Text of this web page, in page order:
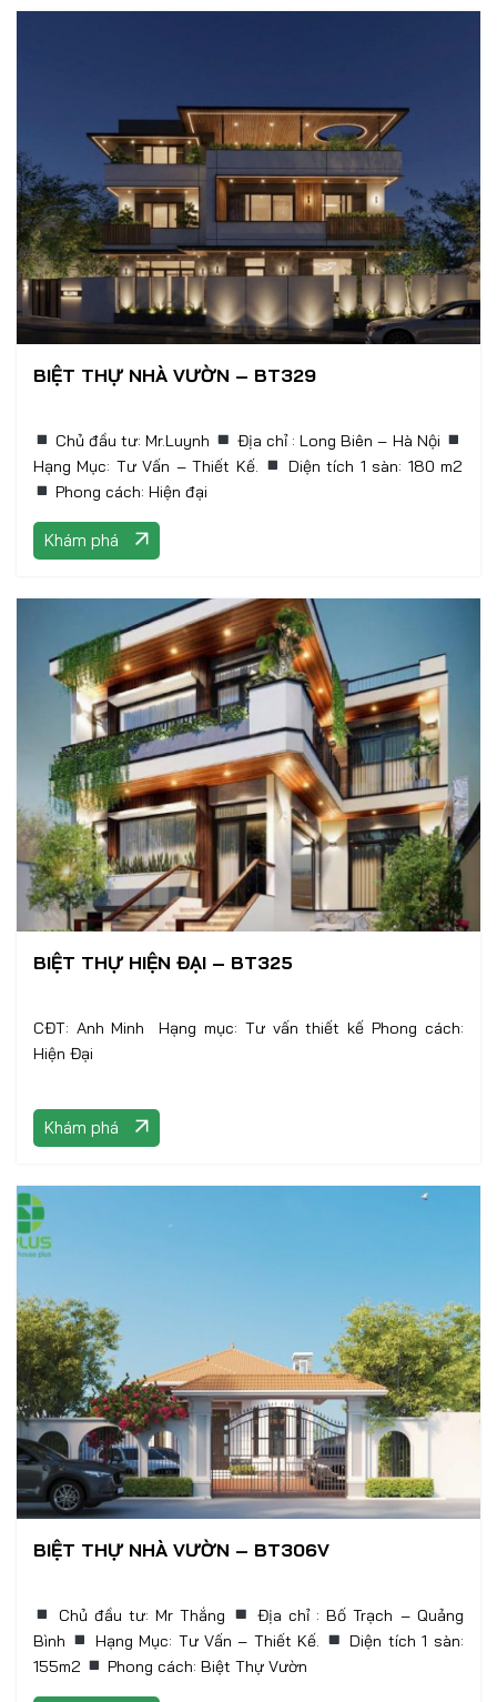
BIỆT THỰ NHÀ VƯỜN – BT329
Chủ đầu tư: Mr.Luynh
Địa chỉ : Long Biên – Hà Nội
Hạng Mục: Tư Vấn – Thiết Kế.
Phong cách: Hiện đại
Khám phá
BIỆT THỰ HIỆN ĐẠI – BT325
CĐT: Anh Minh ️ Hạng mục: Tư vấn thiết kế Phong cách:
Hiện Đại
Khám phá
BIỆT THỰ NHÀ VƯỜN – BT306V
Chủ đầu tư: Mr Thắng
Địa chỉ : Bố Trạch – Quảng
Bình
Hạng Mục: Tư Vấn – Thiết Kế.
Diện tích 1 sàn:
155m2
Phong cách: Biệt Thự Vườn